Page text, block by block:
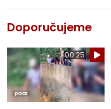
Doporučujeme
00:25